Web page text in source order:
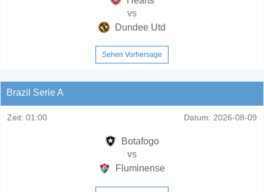
vs
Dundee Utd
Sehen Vorhersage
Brazil Serie A
Zeit: 01:00 Datum: 2026-08-09
Botafogo
vs
Fluminense